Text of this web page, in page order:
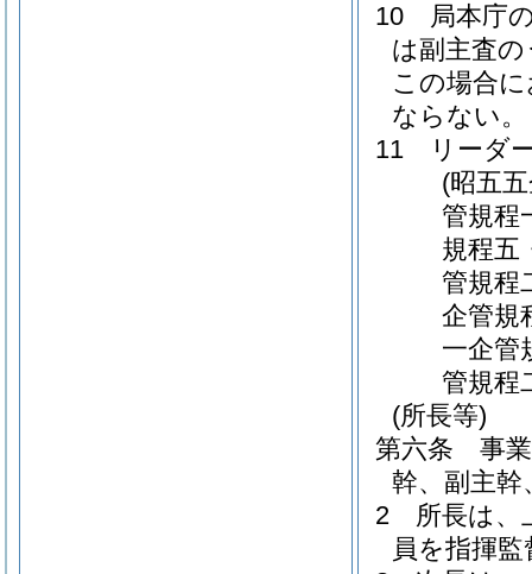
10
局本庁
は副主査
この場合
ならない。
11
リーダ
(昭五
管規程
規程五
管規程
企管規
一企管
管規程
(所長等)
第六条
事
幹、副主幹
2
所長は、
員を指揮